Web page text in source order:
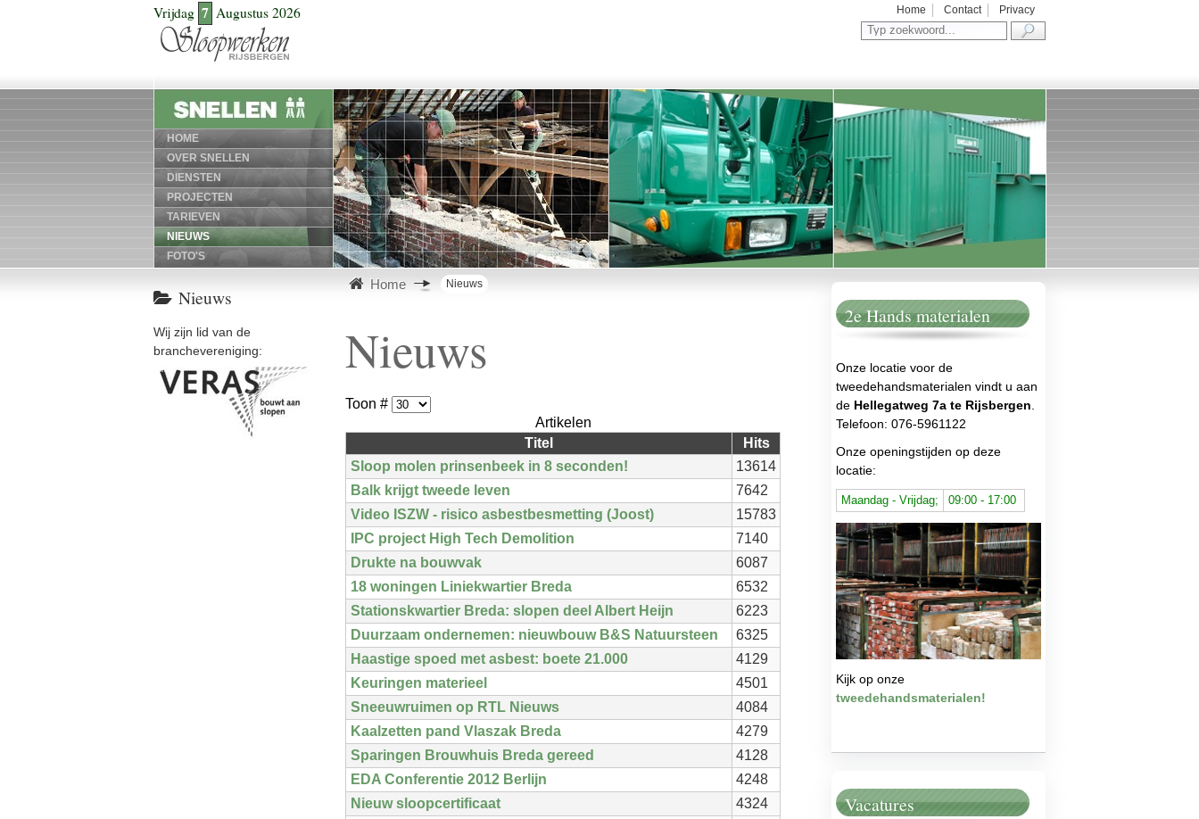
.
Home Contact Privacy
Vrijdag 7 Augustus 2026
HOME
OVER SNELLEN
DIENSTEN
PROJECTEN
TARIEVEN
NIEUWS
FOTO'S
Nieuws
Wij zijn lid van de
branchevereniging:
Veras
Home Nieuws
Nieuws
Toon #
Artikelen
Titel
Hits
Sloop molen prinsenbeek in 8 seconden!
13614
Balk krijgt tweede leven
7642
Video ISZW - risico asbestbesmetting (Joost)
15783
IPC project High Tech Demolition
7140
Drukte na bouwvak
6087
18 woningen Liniekwartier Breda
6532
Stationskwartier Breda: slopen deel Albert Heijn
6223
Duurzaam ondernemen: nieuwbouw B&S Natuursteen
6325
Haastige spoed met asbest: boete 21.000
4129
Keuringen materieel
4501
Sneeuwruimen op RTL Nieuws
4084
Kaalzetten pand Vlaszak Breda
4279
Sparingen Brouwhuis Breda gereed
4128
EDA Conferentie 2012 Berlijn
4248
Nieuw sloopcertificaat
4324
2e Hands materialen
Onze locatie voor de
tweedehandsmaterialen vindt u aan
de Hellegatweg 7a te Rijsbergen
Telefoon: 076-5961122
Onze openingstijden op deze
locatie:
Maandag - Vrijdag; 09:00 - 17:00
Kijk op onze
tweedehandsmaterialen!
Vacatures